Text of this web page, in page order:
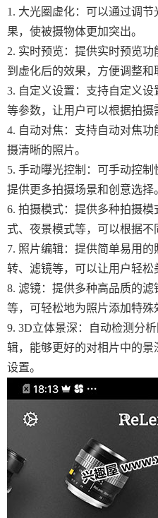
1. 大光圈虚化：可以通过调
果，使被摄物体更加突出。
2. 实时预览：提供实时预览
到虚化后的效果，方便调整和
3. 自定义设置：支持自定义
等参数，让用户可以根据拍摄
4. 自动对焦：支持自动对焦
摄清晰的照片。
5. 手动曝光控制：可手动控制
提供更多拍摄场景和创意选择
6. 拍摄模式：提供多种拍摄
式、夜景模式等，可以根据不
7. 照片编辑：提供简单易用
转、滤镜等，可以让用户轻松
8. 滤镜：提供多种高品质的
等，可轻松地为照片添加特殊
9. 3D立体景深：自动检测分
辑，能够更好的对相片中的
设置。